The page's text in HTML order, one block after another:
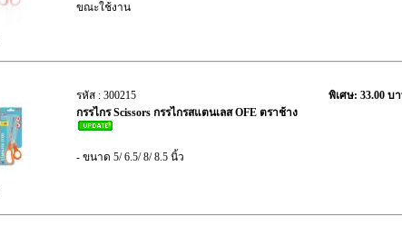
ขณะใช้งาน
รหัส : 300215
กรรไกร Scissors กรรไกรสแตนเลส OFE ตราช้าง
- ขนาด 5/ 6.5/ 8/ 8.5 นิ้ว
พิเศษ: 33.00 บ